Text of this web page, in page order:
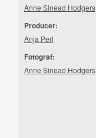
Anne Sinead Hodgers
Producer:
Anja Perl
Fotograf:
Anne Sinead Hodgers